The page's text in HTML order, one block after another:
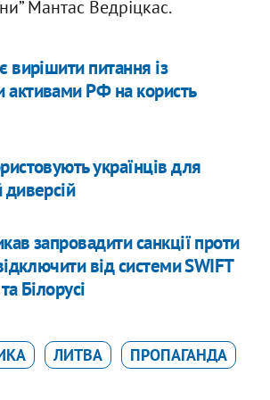
Мантас Ведріцкас.
вирішити питання із
РФ на користь
українців для
запровадити санкції проти
від системи SWIFT
Білорусі
ЛИТВА ПРОПАГАНДА